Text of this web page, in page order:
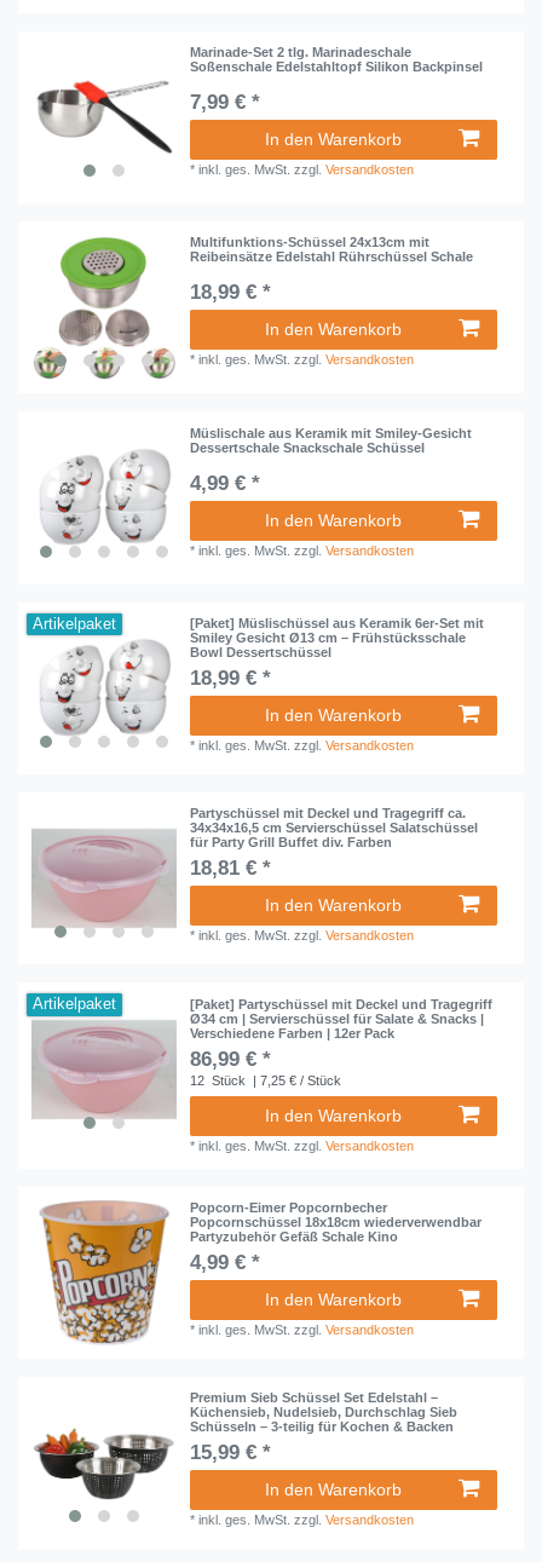
Marinade-Set 2 tlg. Marinadeschale
Soßenschale Edelstahltopf Silikon Backpinsel
7,99 € *
In den Warenkorb
*inkl. ges. MwSt. zzgl.Versandkosten
Multifunktions-Schüssel 24x13cm mit
Reibeinsätze Edelstahl Rührschüssel Schale
18,99 € *
In den Warenkorb
*inkl. ges. MwSt. zzgl.Versandkosten
Müslischale aus Keramik mit Smiley-Gesicht
Dessertschale Snackschale Schüssel
4,99 € *
In den Warenkorb
*inkl. ges. MwSt. zzgl.Versandkosten
Artikelpaket
[Paket] Müslischüssel aus Keramik 6er-Set mit
Smiley Gesicht Ø13 cm – Frühstücksschale
Bowl Dessertschüssel
18,99 € *
In den Warenkorb
*inkl. ges. MwSt. zzgl.Versandkosten
Partyschüssel mit Deckel und Tragegriff ca.
34x34x16,5 cm Servierschüssel Salatschüssel
für Party Grill Buffet div. Farben
18,81 € *
In den Warenkorb
*inkl. ges. MwSt. zzgl.Versandkosten
Artikelpaket
[Paket] Partyschüssel mit Deckel und Tragegriff
Ø34 cm | Servierschüssel für Salate & Snacks |
Verschiedene Farben | 12er Pack
86,99 € *
12 Stück | 7,25 € / Stück
In den Warenkorb
*inkl. ges. MwSt. zzgl.Versandkosten
Popcorn-Eimer Popcornbecher
Popcornschüssel 18x18cm wiederverwendbar
Partyzubehör Gefäß Schale Kino
4,99 € *
In den Warenkorb
*inkl. ges. MwSt. zzgl.Versandkosten
Premium Sieb Schüssel Set Edelstahl –
Küchensieb, Nudelsieb, Durchschlag Sieb
Schüsseln – 3-teilig für Kochen & Backen
15,99 € *
In den Warenkorb
*inkl. ges. MwSt. zzgl.Versandkosten